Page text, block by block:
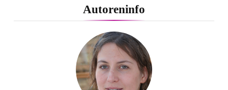
PEPE JEANS LONDON AW26
Flachste mechanische
Weltzeituhr gewinnt Red Dot:
Best of the Best 2026 / NOMOS
Autoreninfo